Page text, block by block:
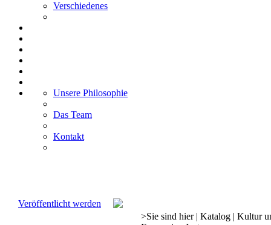
Verschiedenes
Unsere Philosophie
Das Team
Kontakt
Veröffentlicht werden
>Sie sind hier| Katalog | Kultur